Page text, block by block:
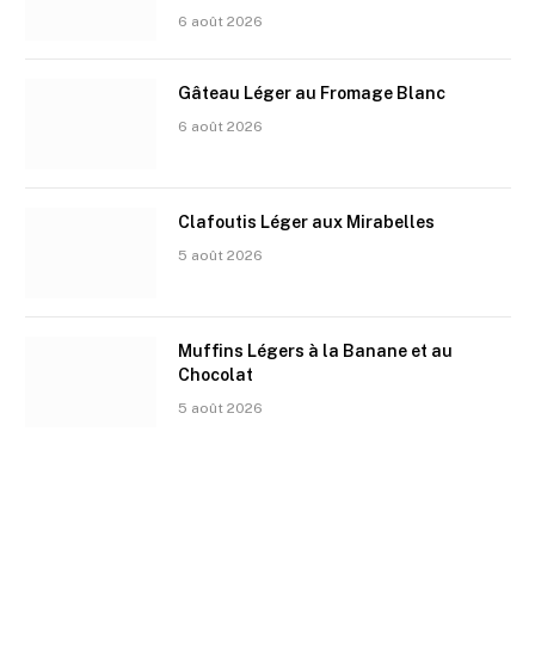
6 août 2026
Gâteau Léger au Fromage Blanc
6 août 2026
Clafoutis Léger aux Mirabelles
5 août 2026
Muffins Légers à la Banane et au
Chocolat
5 août 2026